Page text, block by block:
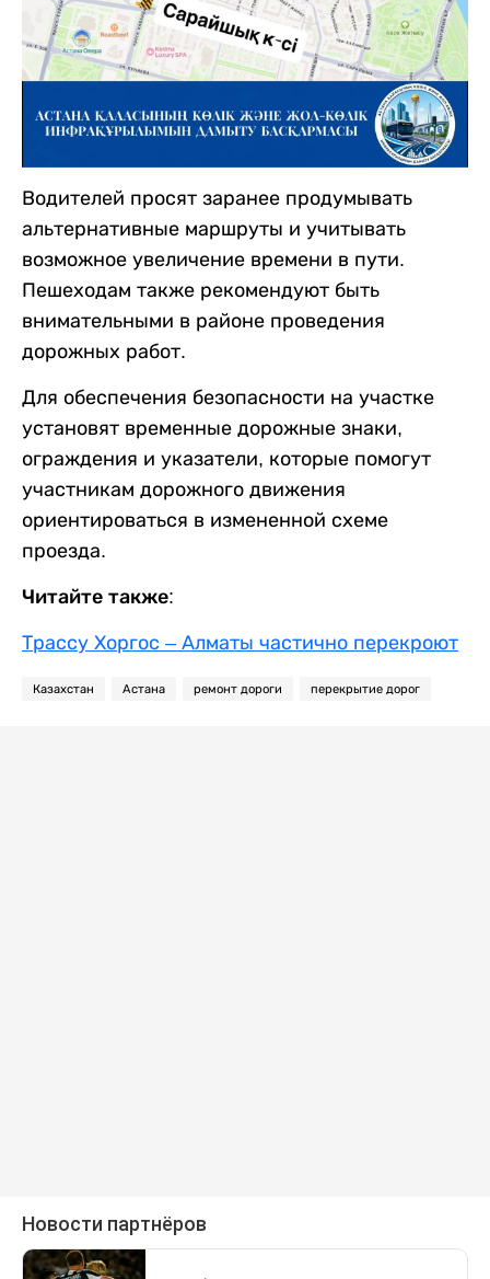
Водителей просят заранее продумывать
альтернативные маршруты и учитывать
возможное увеличение времени в пути.
Пешеходам также рекомендуют быть
внимательными в районе проведения
дорожных работ.
Для обеспечения безопасности на участке
установят временные дорожные знаки,
ограждения и указатели, которые помогут
участникам дорожного движения
ориентироваться в измененной схеме
проезда.
Читайте также:
Трассу Хоргос – Алматы частично перекроют
Казахстан Астана ремонт дороги перекрытие дорог